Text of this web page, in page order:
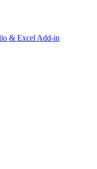
& Excel Add-in